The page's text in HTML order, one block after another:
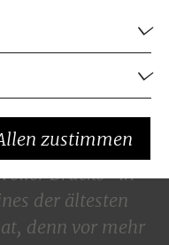
erforderliche Cookies
zustimmen
Seit über
Brücke“ in
der ältesten
denn vor mehr